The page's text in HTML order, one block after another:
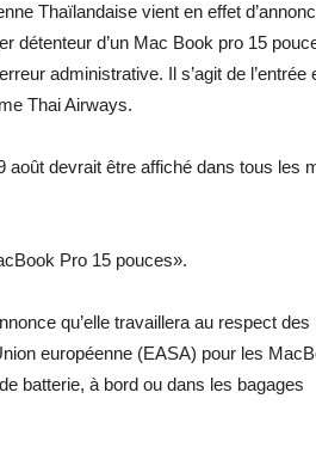
Thaïlandaise vient en effet
détenteur d’un Mac Book pro 15
administrative. Il s’agit de l’entrée
Thai Airways.
devrait être affiché dans tous les
Pro 15 pouces».
qu’elle travaillera au respect des
européenne (EASA) pour les
batterie, à bord ou dans les bagages